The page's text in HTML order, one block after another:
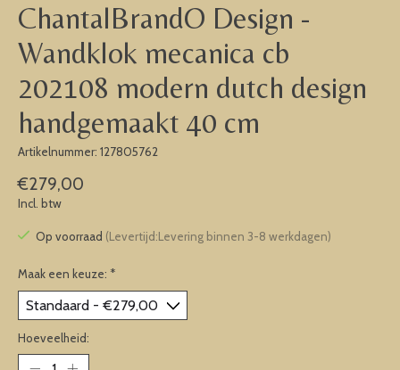
ChantalBrandO Design -
Wandklok mecanica cb
202108 modern dutch design
handgemaakt 40 cm
Artikelnummer: 127805762
€279,00
Incl. btw
Op voorraad (Levertijd:Levering binnen 3-8 werkdagen)
Maak een keuze: *
Hoeveelheid: